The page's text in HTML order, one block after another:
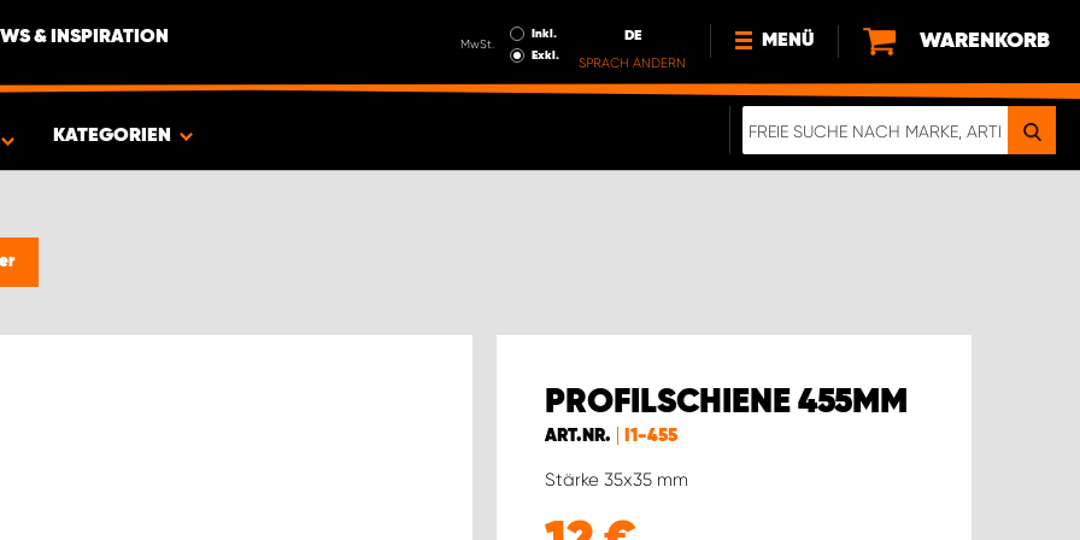
& INSPIRATION MwSt.
Inkl.
Exkl.
DE
SPRACH ÄNDERN
MENÜ
NEWS
WARENKORB
KATEGORIEN
PROFILSCHIENE 455MM
ART.NR. I1-455
Stärke 35x35 mm